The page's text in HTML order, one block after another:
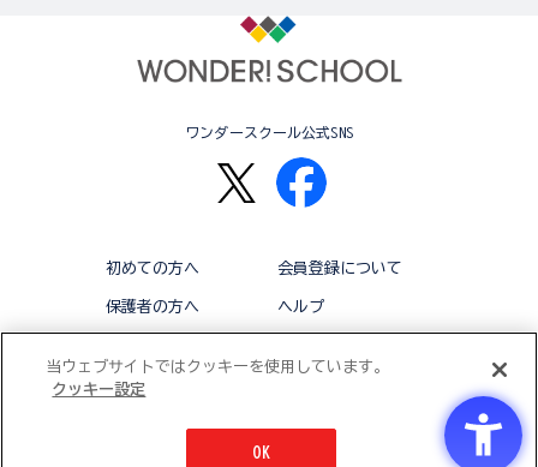
ワンダースクール公式SNS
初めての方へ 会員登録について
保護者の方へ ヘルプ
© BANDAI CO.,LTD 2015 ALL RIGHTS RESERVED
当ウェブサイトではクッキーを使用しています。
クッキー設定
OK